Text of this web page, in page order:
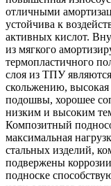
отличными
устойчива к
активных кислот.
из мягкого
термопластичного
слоя из ТПУ
скольжению,
подошвы, хорошее
низким и высоким
Композитный
максимальная
стальных изделий,
подвержены
подноске